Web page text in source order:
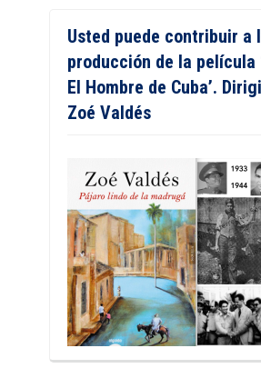
Usted puede contribuir a
producción de la película
El Hombre de Cuba’.
Zoé Valdés